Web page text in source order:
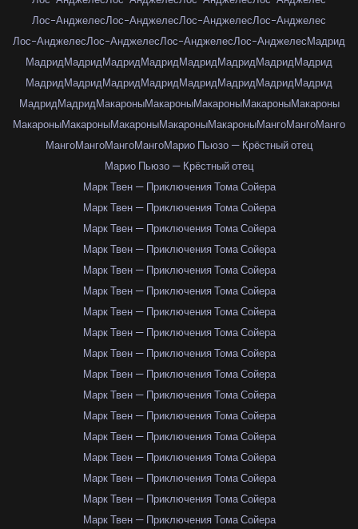
Лос-АнджелесЛос-АнджелесЛос-АнджелесЛос-Анджелес
Лос-АнджелесЛос-АнджелесЛос-АнджелесЛос-АнджелесМадрид
МадридМадридМадридМадридМадридМадридМадридМадрид
МадридМадридМадридМадридМадридМадридМадридМадрид
МадридМадридМакароныМакароныМакароныМакароныМакароны
МакароныМакароныМакароныМакароныМакароныМангоМангоМанго
МангоМангоМангоМангоМарио Пьюзо — Крёстный отец
Марио Пьюзо — Крёстный отец
Марк Твен — Приключения Тома Сойера
Марк Твен — Приключения Тома Сойера
Марк Твен — Приключения Тома Сойера
Марк Твен — Приключения Тома Сойера
Марк Твен — Приключения Тома Сойера
Марк Твен — Приключения Тома Сойера
Марк Твен — Приключения Тома Сойера
Марк Твен — Приключения Тома Сойера
Марк Твен — Приключения Тома Сойера
Марк Твен — Приключения Тома Сойера
Марк Твен — Приключения Тома Сойера
Марк Твен — Приключения Тома Сойера
Марк Твен — Приключения Тома Сойера
Марк Твен — Приключения Тома Сойера
Марк Твен — Приключения Тома Сойера
Марк Твен — Приключения Тома Сойера
Марк Твен — Приключения Тома Сойера